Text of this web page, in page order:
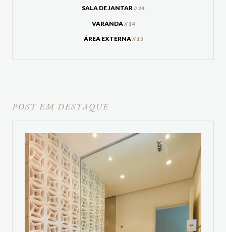
SALA DE JANTAR// 24
VARANDA// 14
ÁREA EXTERNA// 13
POST EM DESTAQUE